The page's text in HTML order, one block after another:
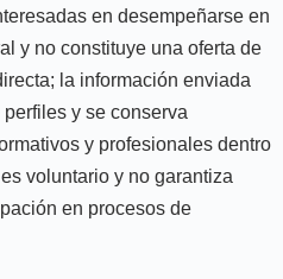
en desempeñarse en
y no constituye una oferta de
la información enviada
y se conserva
y profesionales dentro
voluntario y no garantiza
en procesos de